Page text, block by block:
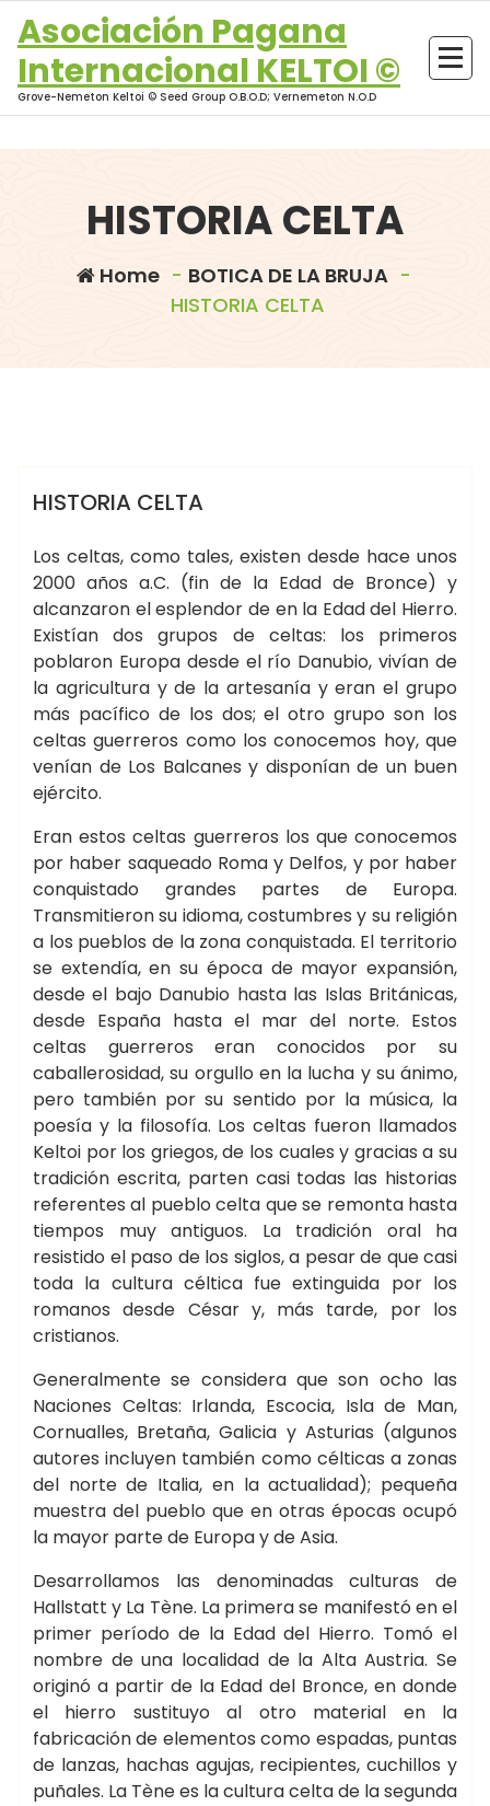
content
Asociación Pagana
Internacional KELTOI ©
Grove-Nemeton Keltoi © Seed Group O.B.O.D; Vernemeton N.O.D
HISTORIA CELTA
Home- BOTICA DE LA BRUJA-
HISTORIA CELTA
BOTICA DE LA BRUJA
HISTORIA CELTA
Los celtas, como tales, existen desde hace unos
2000 años a.C. (fin de la Edad de Bronce) y
alcanzaron el esplendor de en la Edad del Hierro.
Existían dos grupos de celtas: los primeros
poblaron Europa desde el río Danubio, vivían de
la agricultura y de la artesanía y eran el grupo
más pacífico de los dos; el otro grupo son los
celtas guerreros como los conocemos hoy, que
venían de Los Balcanes y disponían de un buen
ejército.
Eran estos celtas guerreros los que conocemos
por haber saqueado Roma y Delfos, y por haber
conquistado grandes partes de Europa.
Transmitieron su idioma, costumbres y su religión
a los pueblos de la zona conquistada. El territorio
se extendía, en su época de mayor expansión,
desde el bajo Danubio hasta las Islas Británicas,
desde España hasta el mar del norte. Estos
celtas guerreros eran conocidos por su
caballerosidad, su orgullo en la lucha y su ánimo,
pero también por su sentido por la música, la
poesía y la filosofía. Los celtas fueron llamados
Keltoi por los griegos, de los cuales y gracias a su
tradición escrita, parten casi todas las historias
referentes al pueblo celta que se remonta hasta
tiempos muy antiguos. La tradición oral ha
resistido el paso de los siglos, a pesar de que casi
toda la cultura céltica fue extinguida por los
romanos desde César y, más tarde, por los
cristianos.
Generalmente se considera que son ocho las
Naciones Celtas: Irlanda, Escocia, Isla de Man,
Cornualles, Bretaña, Galicia y Asturias (algunos
autores incluyen también como célticas a zonas
del norte de Italia, en la actualidad); pequeña
muestra del pueblo que en otras épocas ocupó
la mayor parte de Europa y de Asia.
Desarrollamos las denominadas culturas de
Hallstatt y La Tène. La primera se manifestó en el
primer período de la Edad del Hierro. Tomó el
nombre de una localidad de la Alta Austria. Se
originó a partir de la Edad del Bronce, en donde
el hierro sustituyo al otro material en la
fabricación de elementos como espadas, puntas
de lanzas, hachas agujas, recipientes, cuchillos y
puñales. La Tène es la cultura celta de la segunda